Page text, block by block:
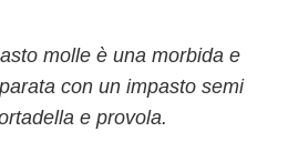
molle è una morbida e
con un impasto semi
e provola.